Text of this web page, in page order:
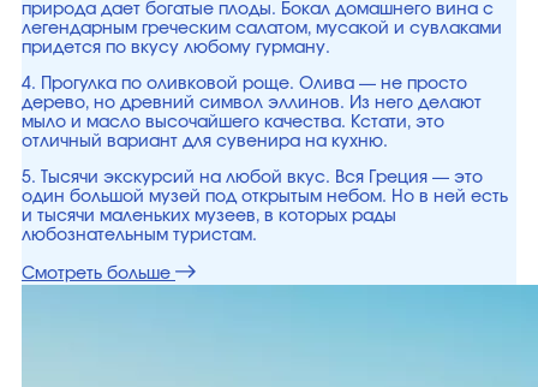
природа дает богатые плоды. Бокал домашнего вина с
легендарным греческим салатом, мусакой и сувлаками
придется по вкусу любому гурману.
4. Прогулка по оливковой роще. Олива — не просто
дерево, но древний символ эллинов. Из него делают
мыло и масло высочайшего качества. Кстати, это
отличный вариант для сувенира на кухню.
5. Тысячи экскурсий на любой вкус. Вся Греция — это
один большой музей под открытым небом. Но в ней есть
и тысячи маленьких музеев, в которых рады
любознательным туристам.
Смотреть больше